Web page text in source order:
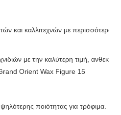
και καλλιτεχνών με περισσότερα
ποιότητας για τρόφιμα.